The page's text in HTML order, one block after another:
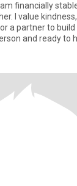
financially
I value
a partner to
and ready to h